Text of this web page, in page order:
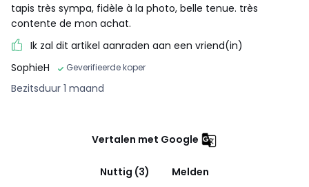
tapis très sympa, fidèle à la photo, belle tenue. très
contente de mon achat.
Ik zal dit artikel aanraden aan een vriend(in)
SophieH
Geverifieerde koper
Bezitsduur 1 maand
Vertalen met Google
Nuttig (3) Melden